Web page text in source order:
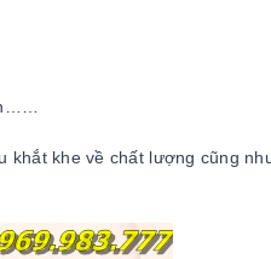
khắt khe về chất lượng cũng